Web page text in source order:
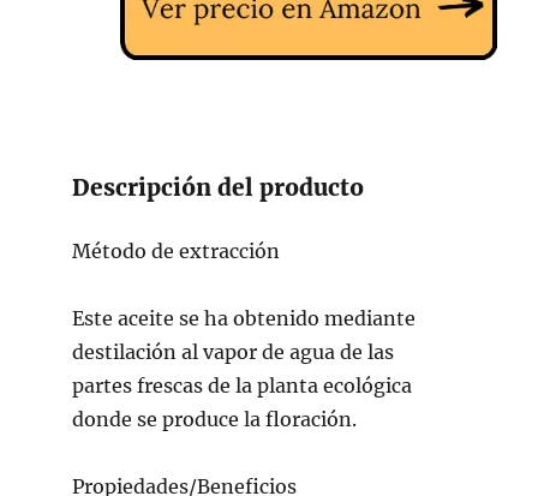
Descripción del producto
Método de extracción
Este aceite se ha obtenido mediante
destilación al vapor de agua de las
partes frescas de la planta ecológica
donde se produce la floración.
Propiedades/Beneficios